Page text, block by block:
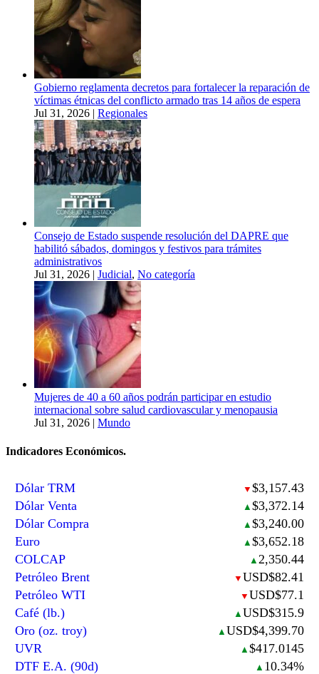
Gobierno reglamenta decretos para fortalecer la reparación de
víctimas étnicas del conflicto armado tras 14 años de espera
Jul 31, 2026
Regionales
Consejo de Estado suspende resolución del DAPRE que
habilitó sábados, domingos y festivos para trámites
administrativos
Jul 31, 2026
Judicial, No categoría
Mujeres de 40 a 60 años podrán participar en estudio
internacional sobre salud cardiovascular y menopausia
Jul 31, 2026
Mundo
Indicadores Económicos.
Dólar TRM ▼ $3,157.43
Dólar Venta
▲ $3,372.14
Dólar Compra
▲ $3,240.00
Euro
▲ $3,652.18
COLCAP
▲ 2,350.44
Petróleo Brent
▼ USD$82.41
Petróleo WTI
▼ USD$77.1
Café (lb.)
▲ USD$315.9
Oro (oz. troy)
▲ USD$4,399.70
UVR
▲ $417.0145
DTF E.A. (90d)
▲ 10.34%